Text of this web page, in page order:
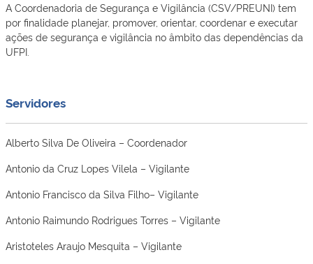
A Coordenadoria de Segurança e Vigilância (CSV/PREUNI) tem
por finalidade planejar, promover, orientar, coordenar e executar
ações de segurança e vigilância no âmbito das dependências da
UFPI.
Servidores
Alberto Silva De Oliveira – Coordenador
Antonio da Cruz Lopes Vilela – Vigilante
Antonio Francisco da Silva Filho– Vigilante
Antonio Raimundo Rodrigues Torres – Vigilante
Aristoteles Araujo Mesquita – Vigilante